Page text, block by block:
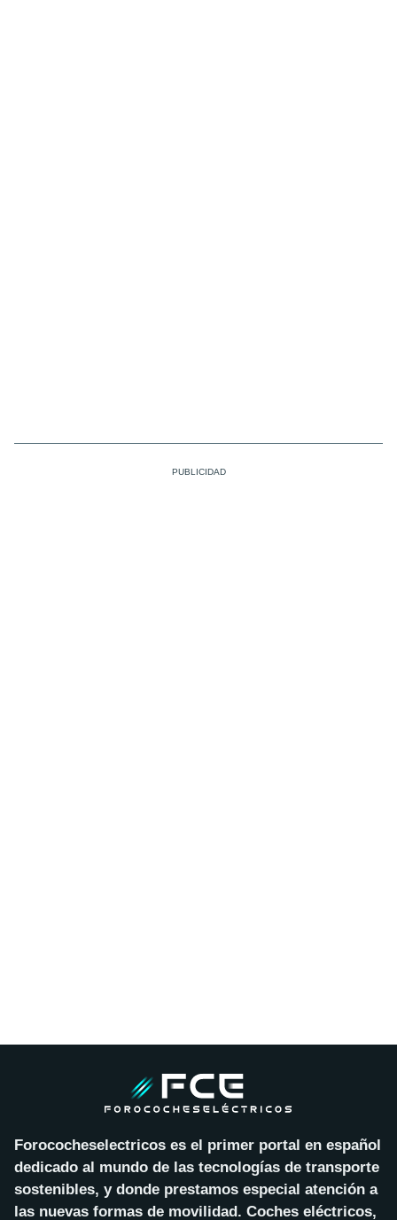
Forococheselectricos es el primer portal en español
dedicado al mundo de las tecnologías de transporte
sostenibles, y donde prestamos especial atención a
las nuevas formas de movilidad. Coches eléctricos,